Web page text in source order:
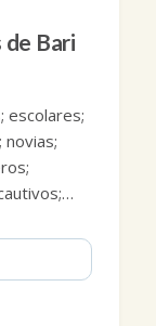
de Bari
escolares;
novias;